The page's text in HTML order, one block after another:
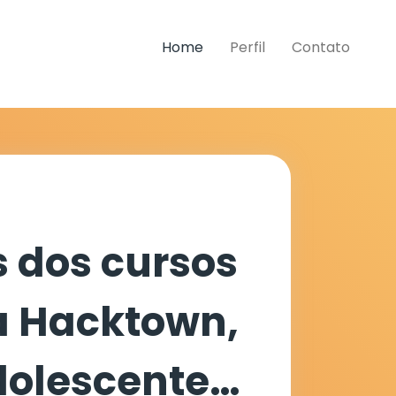
Home Perfil Contato
cursos
Hacktown,